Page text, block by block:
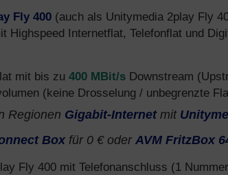
Fly 400 (auch als Unitymedia 2play Fly
Highspeed Internetflat, Telefonflat und
mit bis zu 400 MBit/s Downstream
(keine Drosselung / unbegrenzte
Regionen Gigabit-Internetmit
Box für 0 € oder AVM FritzBox
Fly 400 mit Telefonanschluss (1